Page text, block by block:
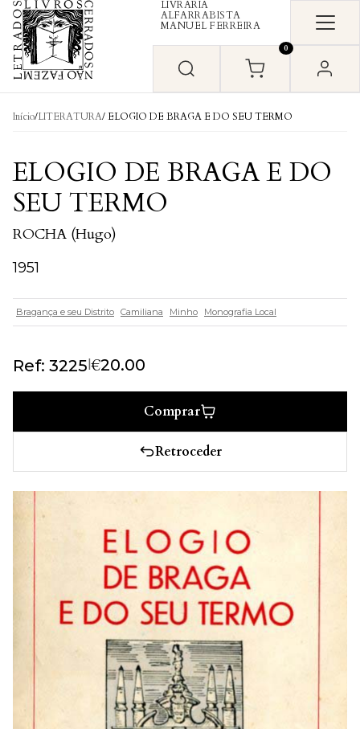
Skip to content
LIVRARIA
ALFARRABISTA
MANUEL FERREIRA
0
Início/LITERATURA/ ELOGIO DE BRAGA E DO SEU TERMO
ELOGIO DE BRAGA E DO
SEU TERMO
ROCHA (Hugo)
1951
Bragança e seu Distrito Camiliana Minho Monografia Local
Ref: 3225|€20.00
Comprar
Retroceder